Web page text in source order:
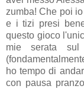
zumba! Che poi
e i tizi presi
questo gioco
mie serata
ho tempo di
con pausa